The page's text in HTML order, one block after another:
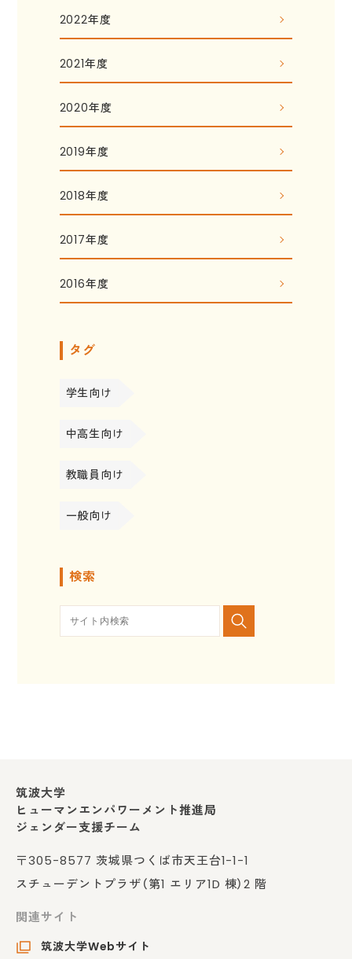
2022年度
2021年度
2020年度
2019年度
2018年度
2017年度
2016年度
タグ
学生向け
中高生向け
教職員向け
一般向け
検索
筑波大学
ヒューマンエンパワーメント推進局
ジェンダー支援チーム
〒305-8577 茨城県つくば市天王台1-1-1
スチューデントプラザ（第1 エリア1D 棟）2 階
関連サイト
筑波大学Webサイト